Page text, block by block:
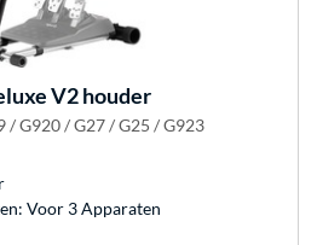
V2 houder
/ G920 / G27 / G25 / G923
Voor 3 Apparaten